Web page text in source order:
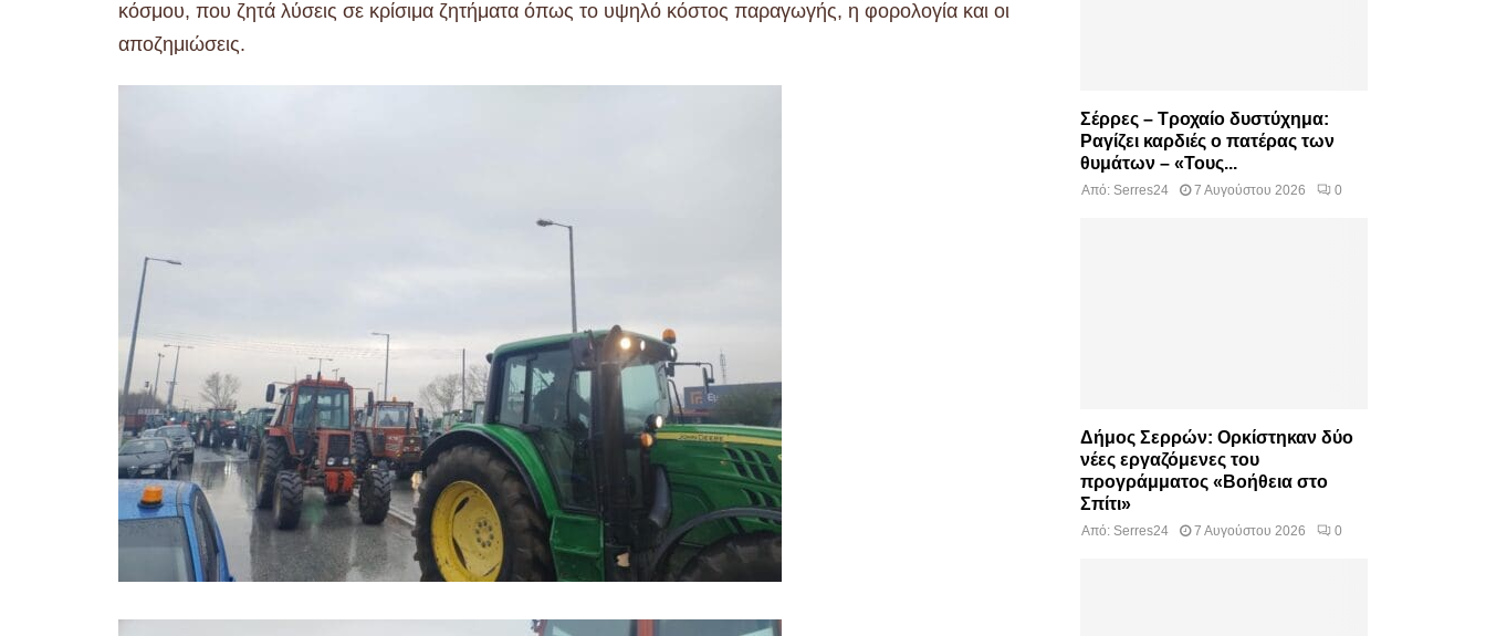
κόσμου, που ζητά λύσεις σε κρίσιμα ζητήματα όπως το υψηλό κόστος παραγωγής, η φορολογία και οι
αποζημιώσεις.
Σέρρες – Τροχαίο δυστύχημα:
Ραγίζει καρδιές ο πατέρας των
θυμάτων – «Τους...
Από: Serres24 7 Αυγούστου 2026 0
Δήμος Σερρών: Ορκίστηκαν δύο
νέες εργαζόμενες του
προγράμματος «Βοήθεια στο
Σπίτι»
Από: Serres24 7 Αυγούστου 2026 0